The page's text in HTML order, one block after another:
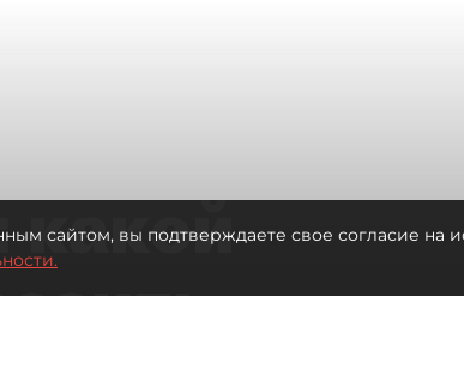
сайтом, вы подтверждаете свое согласие на